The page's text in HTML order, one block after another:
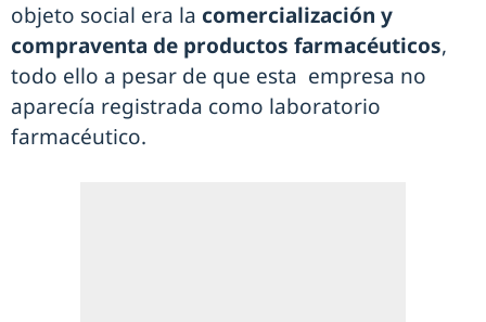
objeto social era la comercialización y
compraventa de productos farmacéuticos,
todo ello a pesar de que esta empresa no
aparecía registrada como laboratorio
farmacéutico.